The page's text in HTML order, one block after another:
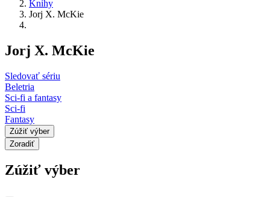
Knihy
Jorj X. McKie
Jorj X. McKie
Sledovať sériu
Beletria
Sci-fi a fantasy
Sci-fi
Fantasy
Zúžiť výber
Zoradiť
Zúžiť výber